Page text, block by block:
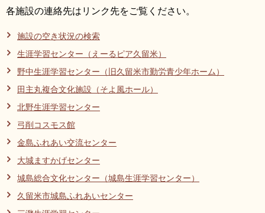
計画・政策
組織から探す
リンク集 利用ガイド
RSS
サイトについて
閉じる
各施設の連絡先はリンク先をご覧ください。
施設の空き状況の検索
生涯学習センター（えーるピア久留米）
野中生涯学習センター（旧久留米市勤労青少年ホーム）
田主丸複合文化施設（そよ風ホール）
北野生涯学習センター
弓削コスモス館
金島ふれあい交流センター
大城ますかげセンター
城島総合文化センター（城島生涯学習センター）
久留米市城島ふれあいセンター